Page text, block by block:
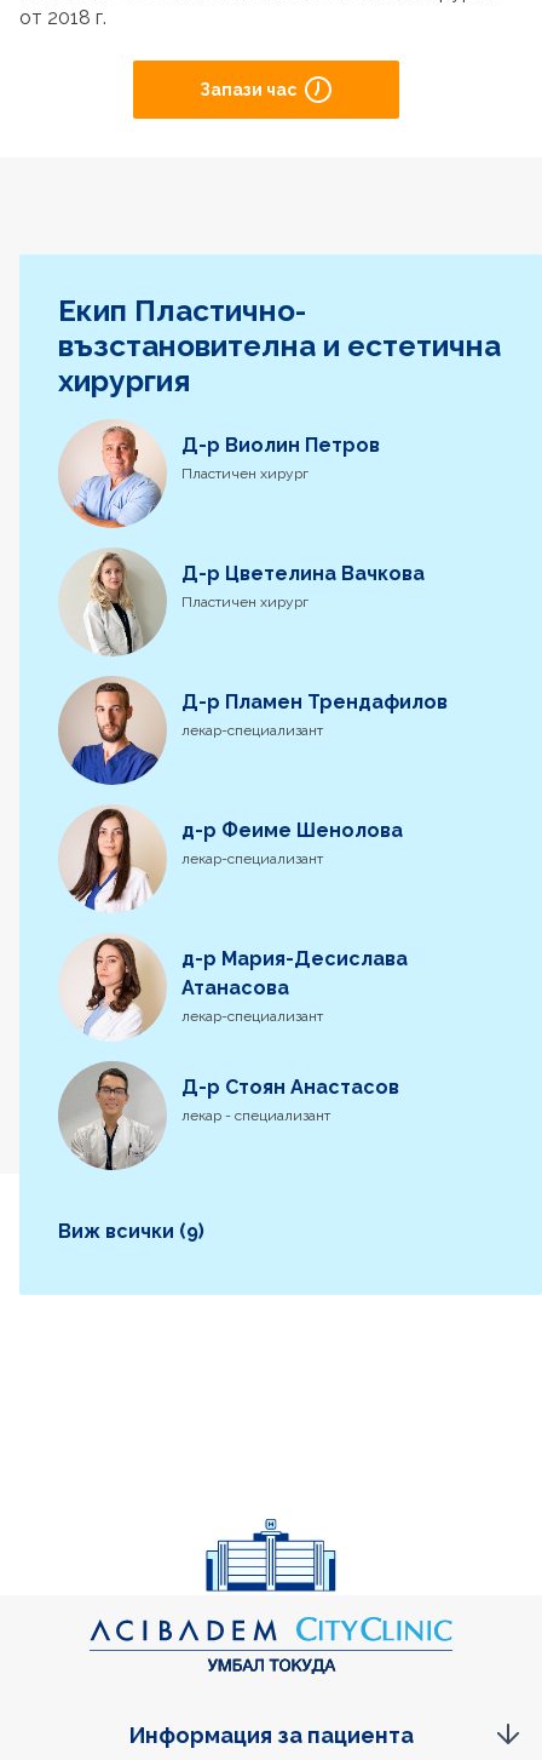
от 2018 г.
Запази час
Екип Пластично-
възстановителна и естетична
хирургия
Д-р Виолин Петров
Пластичен хирург
Д-р Цветелина Вачкова
Пластичен хирург
Д-р Пламен Трендафилов
лекар-специализант
д-р Феиме Шенолова
лекар-специализант
д-р Мария-Десислава
Атанасова
лекар-специализант
Д-р Стоян Анастасов
лекар - специализант
Виж всички (9)
Информация за пациента